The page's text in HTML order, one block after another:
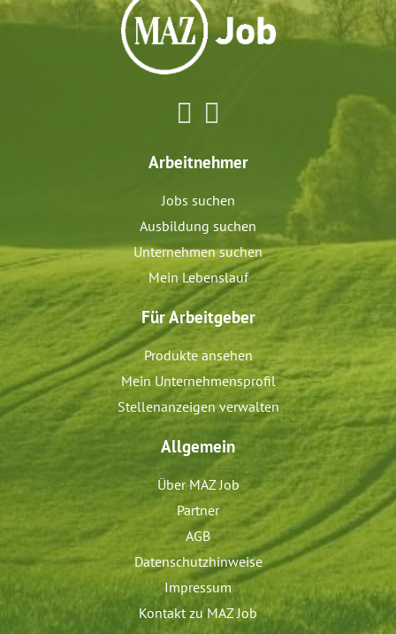
Arbeitnehmer
Jobs suchen
Ausbildung suchen
Unternehmen suchen
Mein Lebenslauf
Für Arbeitgeber
Produkte ansehen
Mein Unternehmensprofil
Stellenanzeigen verwalten
Allgemein
Über MAZ Job
Partner
AGB
Datenschutzhinweise
Impressum
Kontakt zu MAZ Job